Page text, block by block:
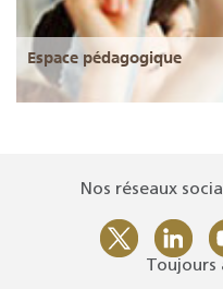
Espace pédagogique
Nos réseaux